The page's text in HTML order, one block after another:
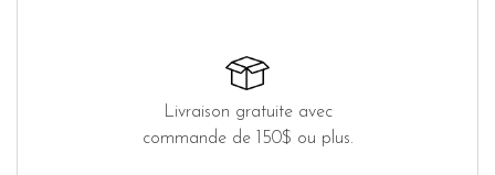
Livraison gratuite avec
commande de 150$ ou plus.